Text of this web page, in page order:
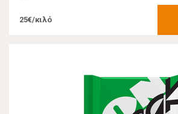
25€/κιλό